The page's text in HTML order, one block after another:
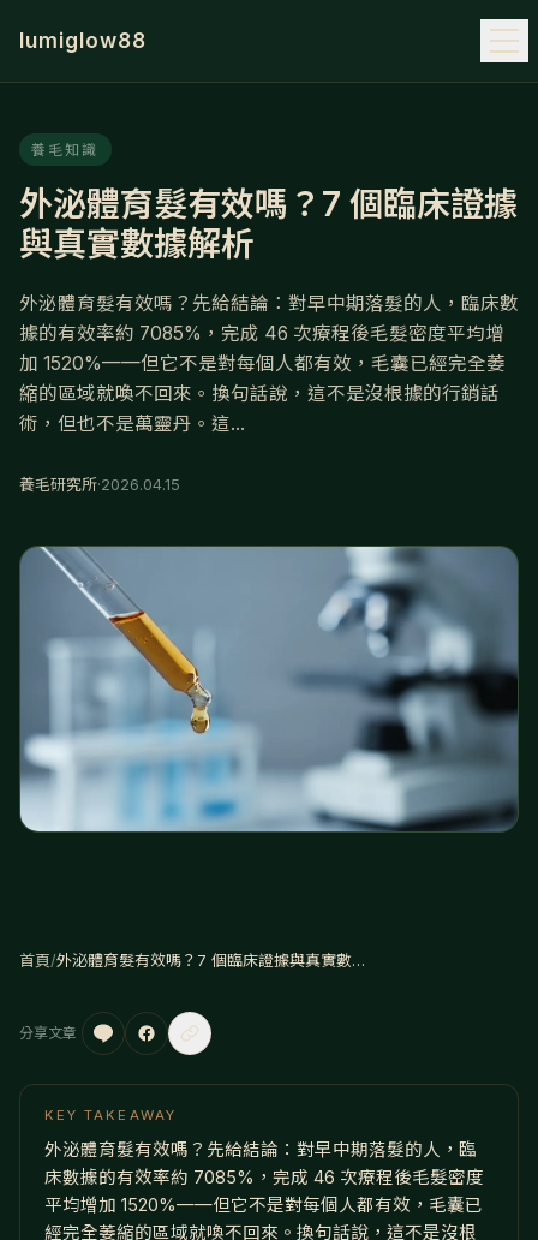
lumiglow88
養毛知識
外泌體育髮有效嗎？7 個臨床證據
與真實數據解析
外泌體育髮有效嗎？先給結論：對早中期落髮的人，臨床數
據的有效率約 7085%，完成 46 次療程後毛髮密度平均增
加 1520%——但它不是對每個人都有效，毛囊已經完全萎
縮的區域就喚不回來。換句話說，這不是沒根據的行銷話
術，但也不是萬靈丹。這...
養毛研究所·2026.04.15
首頁/ 外泌體育髮有效嗎？7 個臨床證據與真實數據解析
分享文章
KEY TAKEAWAY
外泌體育髮有效嗎？先給結論：對早中期落髮的人，臨
床數據的有效率約 7085%，完成 46 次療程後毛髮密度
平均增加 1520%——但它不是對每個人都有效，毛囊已
經完全萎縮的區域就喚不回來。換句話說，這不是沒根